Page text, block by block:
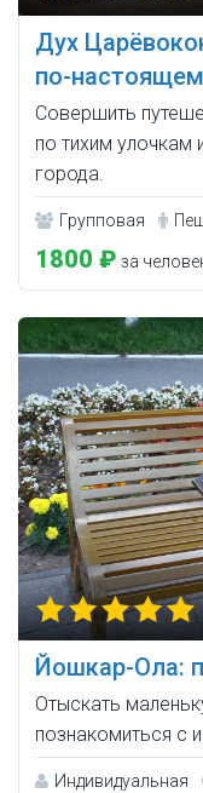
Дух
по-
Совершить
по тихим
города.
Групповая
1800 ₽ за
Йошкар-Ола:
Отыскать
познакомиться с
Индивидуальная